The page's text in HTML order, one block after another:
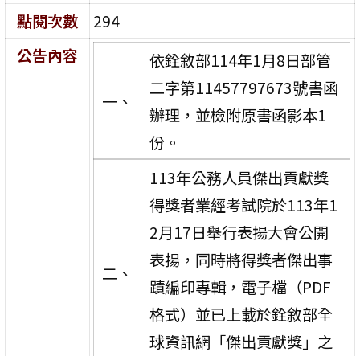
點閱次數
294
公告內容
一、
依銓敘部114年1月8日部管
二字第11457797673號書函
辦理，並檢附原書函影本1
份。
二、
113年公務人員傑出貢獻獎
得獎者業經考試院於113年1
2月17日舉行表揚大會公開
表揚，同時將得獎者傑出事
蹟編印專輯，電子檔（PDF
格式）並已上載於銓敘部全
球資訊網「傑出貢獻獎」之